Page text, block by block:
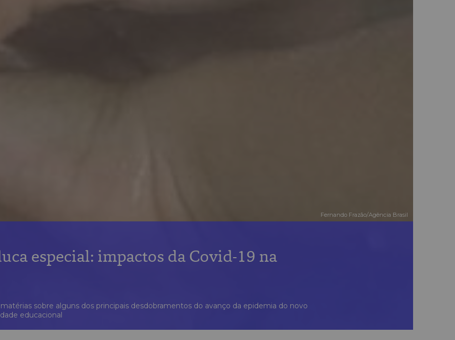
Fernando Frazão/Agência Brasil
especial: impactos da Covid-19 na
sobre alguns dos principais desdobramentos do avanço da epidemia do novo
educacional